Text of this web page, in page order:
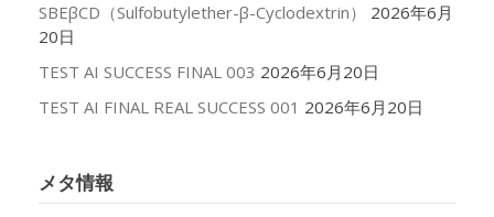
SBEβCD（Sulfobutylether-β-Cyclodextrin）
2026年6月
20日
TEST AI SUCCESS FINAL 003 2026年6月20日
TEST AI FINAL REAL SUCCESS 001 2026年6月20日
メタ情報